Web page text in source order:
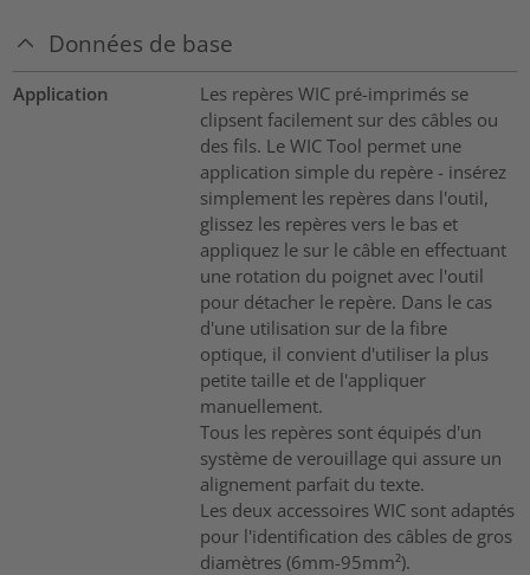
Données de base
Application
Les repères WIC pré-imprimés se
clipsent facilement sur des câbles ou
des fils. Le WIC Tool permet une
application simple du repère - insérez
simplement les repères dans l'outil,
glissez les repères vers le bas et
appliquez le sur le câble en effectuant
une rotation du poignet avec l'outil
pour détacher le repère. Dans le cas
d'une utilisation sur de la fibre
optique, il convient d'utiliser la plus
petite taille et de l'appliquer
manuellement.
Tous les repères sont équipés d'un
système de verouillage qui assure un
alignement parfait du texte.
Les deux accessoires WIC sont adaptés
pour l'identification des câbles de gros
diamètres (6mm-95mm²).